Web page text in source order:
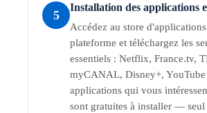
5
Installation des applications
Accédez au store
plateforme et téléchargez les
essentiels : Netflix, France.tv,
myCANAL, Disney+, YouTube
applications qui vous
sont gratuites à installer — seul